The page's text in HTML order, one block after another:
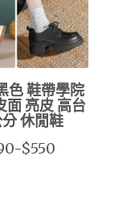
色 鞋帶學院
面 亮皮 高台
分 休閒鞋
$550